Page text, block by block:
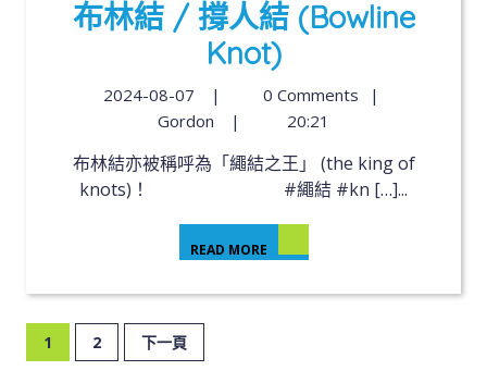
布林結 / 撐人結 (Bowline
Knot)
2024-08-07 | 0 Comments
|
Gordon
| 20:21
布林結亦被稱呼為「繩結之王」 (the king of
knots)！ #繩結 #kn […]...
READ MORE
1 2 下一頁